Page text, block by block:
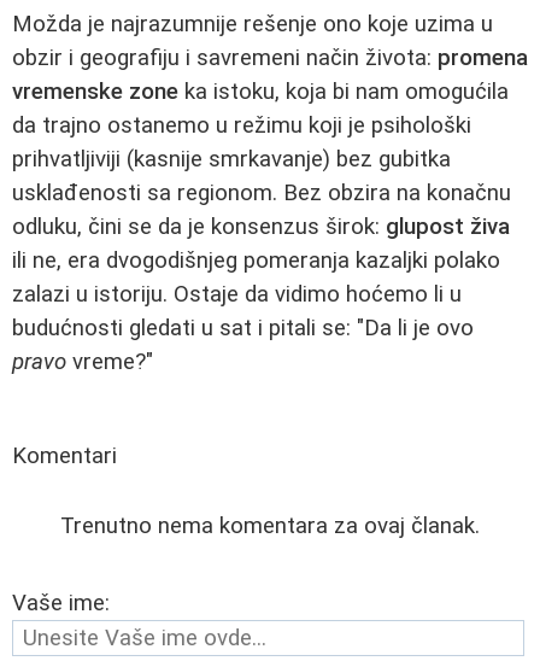
Možda je najrazumnije rešenje ono koje uzima u
obzir i geografiju i savremeni način života: promena
vremenske zone ka istoku, koja bi nam omogućila
da trajno ostanemo u režimu koji je psihološki
prihvatljiviji (kasnije smrkavanje) bez gubitka
usklađenosti sa regionom. Bez obzira na konačnu
odluku, čini se da je konsenzus širok: glupost živa
ili ne, era dvogodišnjeg pomeranja kazaljki polako
zalazi u istoriju. Ostaje da vidimo hoćemo li u
budućnosti gledati u sat i pitali se: "Da li je ovo
pravo vreme?"
Komentari
Trenutno nema komentara za ovaj članak.
Vaše ime: